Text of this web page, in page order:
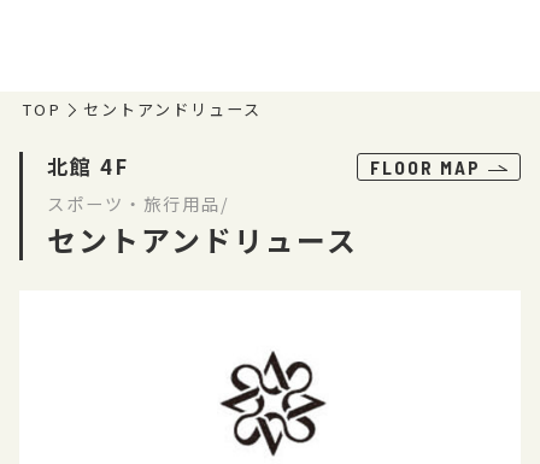
TOP セントアンドリュース
北館 4F FLOOR MAP
スポーツ・旅行用品/
セントアンドリュース